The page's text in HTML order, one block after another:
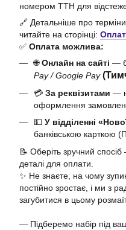
номером ТТН для
🔗 Детальніше про
читайте на сторінці:
✅ Оплата можлива:
🌐Онлайн на сайті —
Pay / Google Pay
💳 За реквізитами —
оформлення
💵 У відділенні
банківською карткою
📝 Оберіть зручний
деталі для оплати.
✨ Не знаєте, на чому
постійно зростає, і ми з
загубитися в цьому
— Підберемо набір під